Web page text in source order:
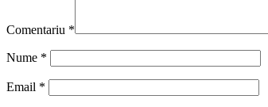
Comentariu *
Nume *
Email *